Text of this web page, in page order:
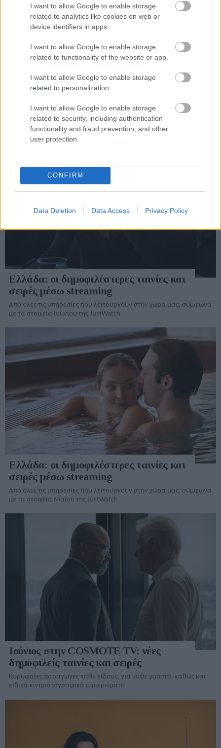
I want to allow Google to enable storage
related to analytics like cookies on web or
device identifiers in apps.
I want to allow Google to enable storage
related to functionality of the website or app.
I want to allow Google to enable storage
related to personalization.
I want to allow Google to enable storage
related to security, including authentication
functionality and fraud prevention, and other
user protection.
CONFIRM
Data Deletion Data Access Privacy Policy
ΘΕΜΑΤΑ / ΣΧΟΛΙΑ
Ελλάδα: οι δημοφιλέστερες ταινίες και
σειρές μέσω streaming
Από όλες τις υπηρεσίες που λειτουργούν στην χώρα μας, σύμφωνα
με τα στοιχεία Ιουνίου της JustWatch
Ελλάδα: οι δημοφιλέστερες ταινίες και
σειρές μέσω streaming
Από όλες τις υπηρεσίες που λειτουργούν στην χώρα μας, σύμφωνα
με τα στοιχεία Μαΐου της JustWatch
Ιούνιος στην COSMOTE TV: νέες
δημοφιλείς ταινίες και σειρές
Κορυφαίες παραγωγές κάθε είδους, για κάθε γούστο, καθώς και
ειδικά κινηματογραφικά αφιερώματα